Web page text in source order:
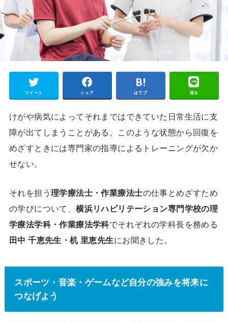
ツイート シェア はてブ 送る
けがや病気によってそれまではできていた日常生活に支
障が出てしまうことがある。このような状態から回復を
めざすときには専門家の指導によるトレーニングが欠か
せない。
それを担う 理学療法士・作業療法士の仕事とめざすため
の学びについて、横浜リハビリテーション専門学校の理
学療法学科・作業療法学科でそれぞれの学科長を務める
田中 千恵先生・机 里恵先生にお聞きした。
スポーツ・音楽・ゲームなど自分の強みを将来に
つなげよう